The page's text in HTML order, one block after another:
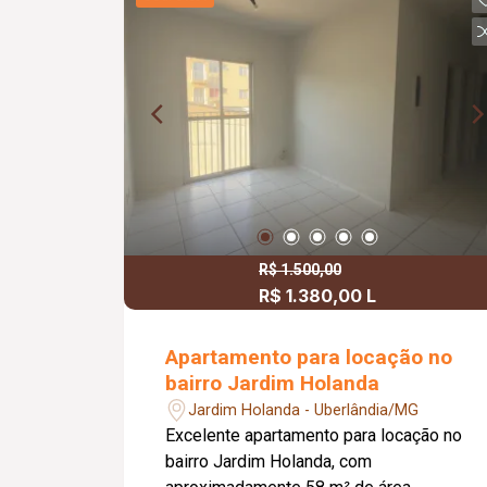
para a varanda gourmet com
lazer e confraternização. O apartamento
dispõe ainda de elevador e 02 vagas
de garagem.
R$ 1.500,00
R$ 1.380,00 L
Apartamento para locação no
bairro Jardim Holanda
Jardim Holanda - Uberlândia/MG
Excelente apartamento para locação no
bairro Jardim Holanda, com